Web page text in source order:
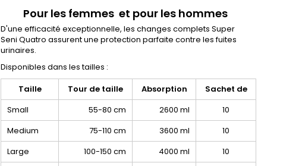
Pour les femmes et pour les hommes
D'une efficacité exceptionnelle, les changes complets Super
Seni Quatro assurent une protection parfaite contre les fuites
urinaires.
Disponibles dans les tailles :
Taille
Tour de taille Absorption
Sachet de
Small
55-80 cm 2600 ml
10
Medium
75-110 cm 3600 ml
10
Large
100-150 cm 4000 ml
10